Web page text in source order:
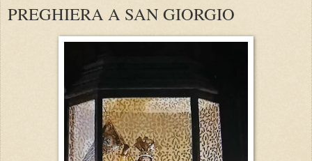
PREGHIERA A SAN GIORGIO